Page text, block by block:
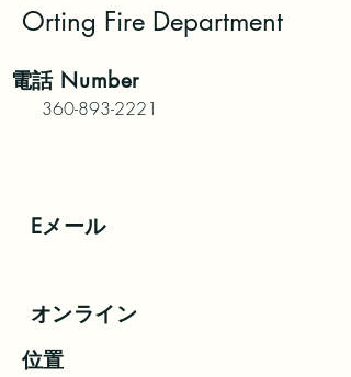
Orting Fire Department
電話Number
360-893-2221
Eメール
オンライン
位置